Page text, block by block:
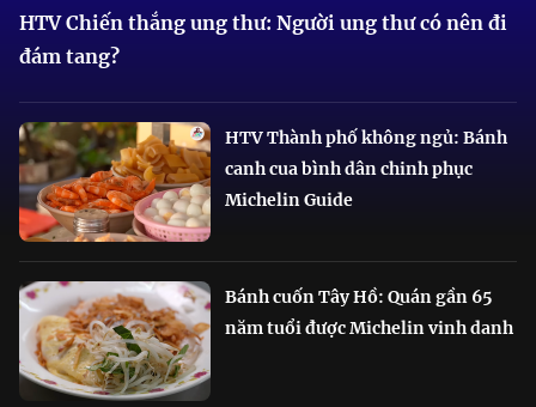
HTV Chiến thắng ung thư: Người ung thư có nên đi
đám tang?
HTV Thành phố không ngủ: Bánh
canh cua bình dân chinh phục
Michelin Guide
Bánh cuốn Tây Hồ: Quán gần 65
năm tuổi được Michelin vinh danh